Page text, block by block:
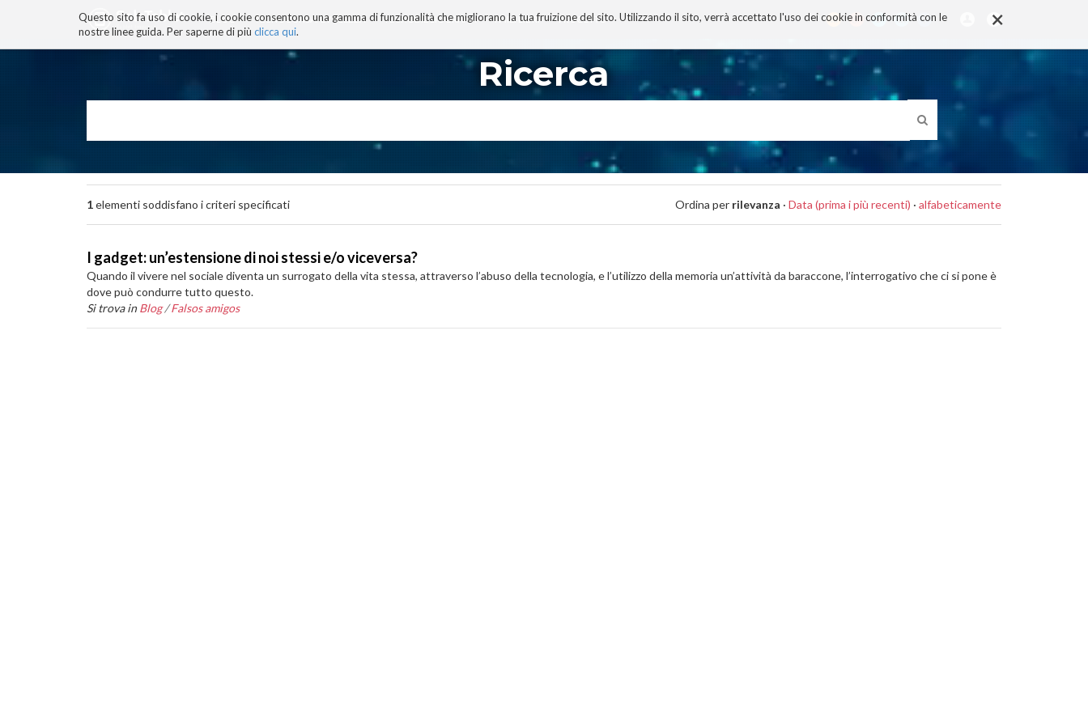
×
Questo sito fa uso di cookie, i cookie consentono una gamma di funzionalità che migliorano la tua fruizione del sito. Utilizzando il sito, verrà accettato l'uso dei cookie in conformità con le
nostre linee guida. Per saperne di più clicca qui.
BLOG TECNOCONSAPEVOLEZZA TECNOBIBLIOGRAFIA I MIEI LIBRI PROGETTO
navigazione
Ricerca
1elementi soddisfano i criteri specificati Ordina per rilevanza · Data (prima i più recenti) · alfabeticamente
I gadget: un’estensione di noi stessi e/o viceversa?
Quando il vivere nel sociale diventa un surrogato della vita stessa, attraverso l’abuso della tecnologia, e l’utilizzo della memoria un’attività da baraccone, l’interrogativo che ci si pone è
dove può condurre tutto questo.
Si trova in Blog /Falsos amigos